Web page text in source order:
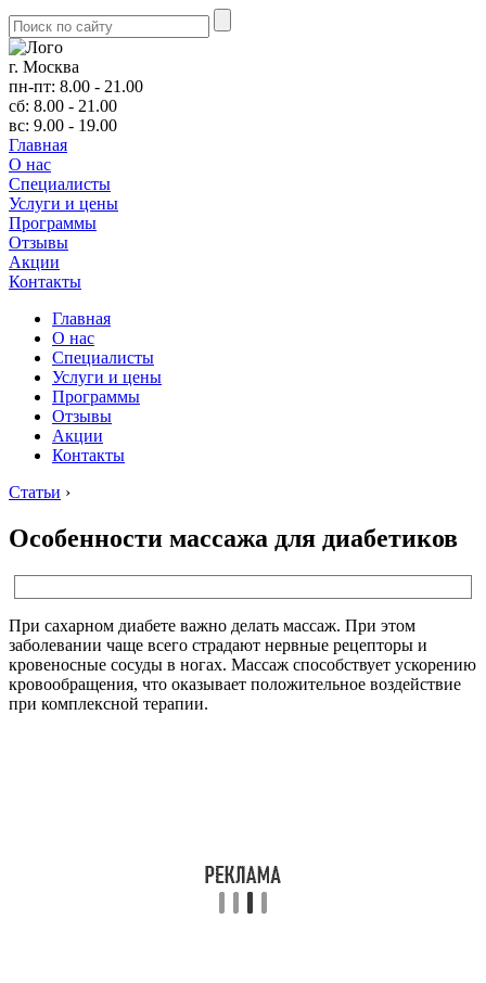
г. Москва
пн-пт: 8.00 - 21.00
сб: 8.00 - 21.00
вс: 9.00 - 19.00
Главная
О нас
Cпециалисты
Услуги и цены
Программы
Отзывы
Акции
Контакты
Главная
О нас
Cпециалисты
Услуги и цены
Программы
Отзывы
Акции
Контакты
Статьи ›
Особенности массажа для диабетиков
При сахарном диабете важно делать массаж. При этом
заболевании чаще всего страдают нервные рецепторы и
кровеносные сосуды в ногах. Массаж способствует ускорению
кровообращения, что оказывает положительное воздействие
при комплексной терапии.